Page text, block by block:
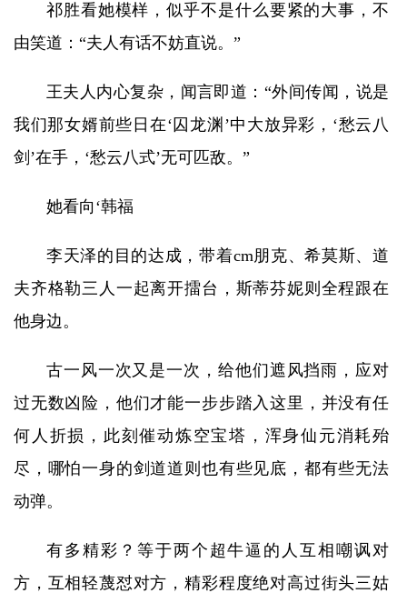
祁胜看她模样，似乎不是什么要紧的大事，不
由笑道：“夫人有话不妨直说。”
王夫人内心复杂，闻言即道：“外间传闻，说是
我们那女婿前些日在‘囚龙渊’中大放异彩，‘愁云八
剑’在手，‘愁云八式’无可匹敌。”
她看向‘韩福
李天泽的目的达成，带着cm朋克、希莫斯、道
夫齐格勒三人一起离开擂台，斯蒂芬妮则全程跟在
他身边。
古一风一次又是一次，给他们遮风挡雨，应对
过无数凶险，他们才能一步步踏入这里，并没有任
何人折损，此刻催动炼空宝塔，浑身仙元消耗殆
尽，哪怕一身的剑道道则也有些见底，都有些无法
动弹。
有多精彩？等于两个超牛逼的人互相嘲讽对
方，互相轻蔑怼对方，精彩程度绝对高过街头三姑